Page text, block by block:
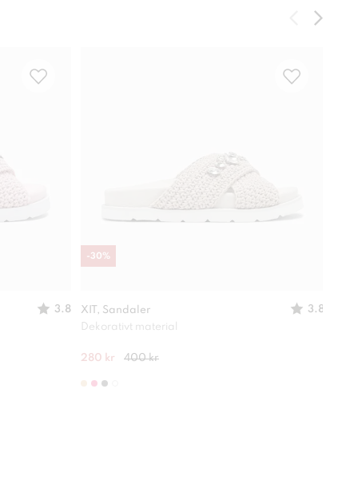
3.8
XIT, Sandaler
3.8
Dekorativt material
280 kr 400 kr
-30%